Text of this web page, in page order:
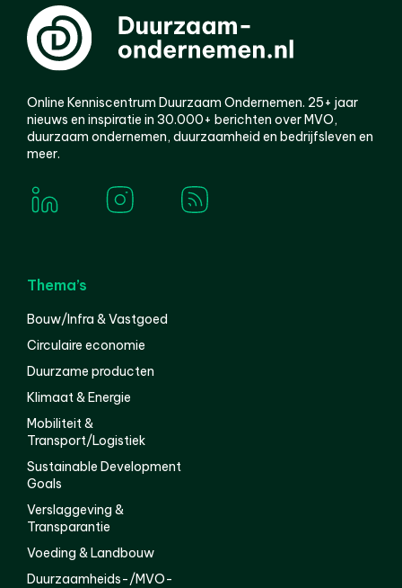
Online Kenniscentrum Duurzaam Ondernemen. 25+ jaar
nieuws en inspiratie in 30.000+ berichten over MVO,
duurzaam ondernemen, duurzaamheid en bedrijfsleven en
meer.
Thema’s
Bouw/Infra & Vastgoed
Circulaire economie
Duurzame producten
Klimaat & Energie
Mobiliteit &
Transport/Logistiek
Sustainable Development
Goals
Verslaggeving &
Transparantie
Voeding & Landbouw
Duurzaamheids-/MVO-